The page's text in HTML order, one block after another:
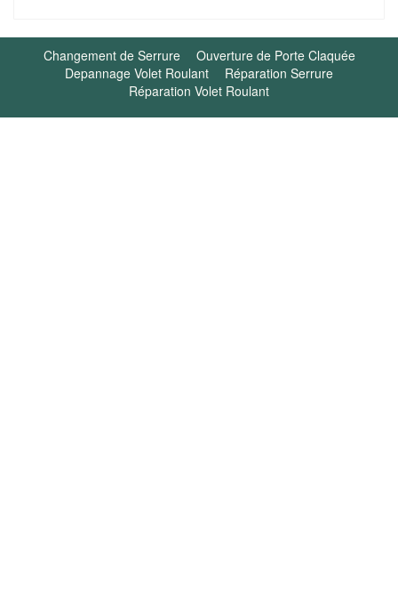
Changement de Serrure
Ouverture de Porte Claquée
Depannage Volet Roulant
Réparation Serrure
Réparation Volet Roulant